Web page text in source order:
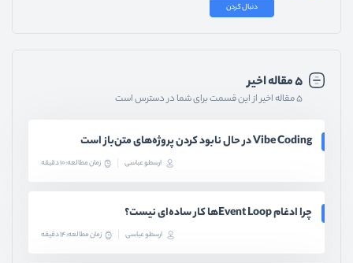
دنبال کردن
۵ مقاله اخیر
۵ مقاله اخیر از این قسمت برای شما در دسترس است
Vibe Coding در حال نابود کردن پروژه‌های متن‌باز است
ارسطو عباسی زمان مطالعه: 10 دقیقه
چرا ادغام Event Loopها کار ساده‌ای نیست؟
ارسطو عباسی زمان مطالعه: 14 دقیقه